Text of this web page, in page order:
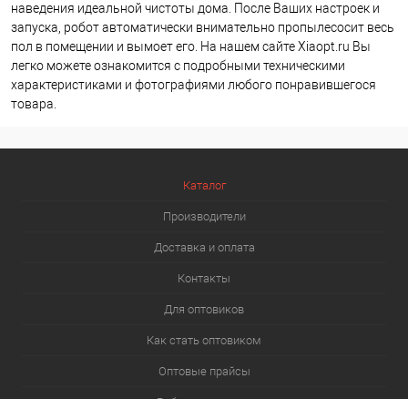
наведения идеальной чистоты дома. После Ваших настроек и
запуска, робот автоматически внимательно пропылесосит весь
пол в помещении и вымоет его. На нашем сайте Xiaopt.ru Вы
легко можете ознакомится с подробными техническими
характеристиками и фотографиями любого понравившегося
товара.
Каталог
Производители
Доставка и оплата
Контакты
Для оптовиков
Как стать оптовиком
Оптовые прайсы